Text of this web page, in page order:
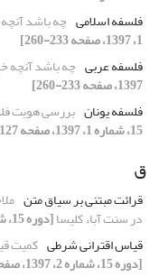
فلسفه اسلامی چه باشد
1، 1397، صفحه 233-260]
فلسفه عربی چه باشد آنچه
1397، صفحه 233-260]
فلسفه یونان بررسی هویت
15، شماره 1، 1397، صفحه 127-150]
ق
قرائت مبتنی بر سیاق متن
در سنت آباء کلیسا[دوره 15، شماره 1، 1397، صفحه 5-23]
قیاس اقترانی شرطی کمیت
[دوره 15، شماره 2، 1397، صفحه 113-134]